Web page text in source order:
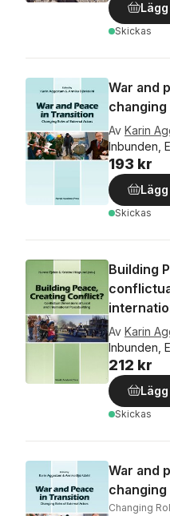
Skickas
War and
Av Karin
Inbunden,
193 kr
Skickas
Building
Av Karin
Inbunden,
212 kr
Skickas
War and
Changing